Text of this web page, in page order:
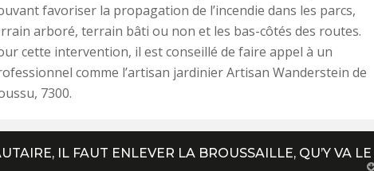
favoriser la propagation de l’incendie dans les parcs,
arboré, terrain bâti ou non et les bas-côtés des routes.
cette intervention, il est conseillé de faire appel à un
comme l’artisan jardinier Artisan Wanderstein de
7300.
IL FAUT ENLEVER LA BROUSSAILLE, QU’Y VA LE